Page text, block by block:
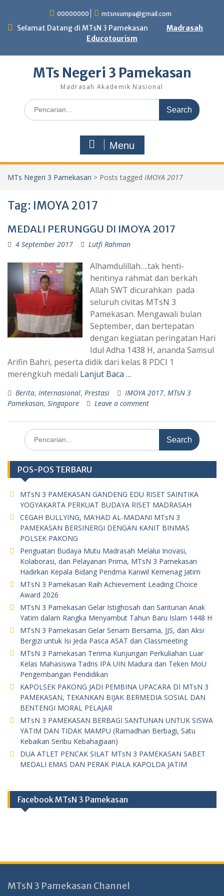
content
00000000 mtsnsumpa@gmail.com
Selamat Datang di MTsN 3 Pamekasan
Madrasah
Educotourism
MTs Negeri 3 Pamekasan
Madrasah Akademik Nasional
Search
for:
Menu
MTs Negeri 3 Pamekasan > Posts tagged IMOYA 2017
Tag: IMOYA 2017
MEDALI PERUNGGU DI IMOYA 2017
4 September 2017 Lutfi Rahman
Alhamdulillah….tak henti-
hentinya rahmat dan berkah
Allah SWT dicurahkan pada
seluruh civitas MTsN 3
Pamekasan. Mengawali bulan
September, dan bertepatan
dengan kegiatan peringatan Hari
Idul Adha 1438 H, ananda Samsul
Arifin Bahri, peserta didik dari kelas 8 PDCI 1
merengkuh medali Lanjut Baca …
Berita, Internasional, Prestasi IMOYA 2017, MTsN 3
Pamekasan, Singapore Leave a comment
Search
for:
POS-POS TERBARU
MTsN 3 PAMEKASAN GANDENG EDU RISET SAINTIKA
YOGYAKARTA PERKUAT BUDAYA RISET MADRASAH
CEGAH BULLYING, MA’HAD AL-MADANI MTsN 3
PAMEKASAN BERSINERGI DENGAN KANIT BINMAS
POLSEK PAKONG
Penguatan Budaya Mutu Madrasah Melalui Inovasi,
Kolaborasi, dan Pelayanan Prima, MTsN 3 Pamekasan
Hadirkan Kepala Bidang Pendma Kanwil Kemenag Jatim
MTsN 3 Pamekasan Raih Achievement Leading Choice
Award 2026
MTsN 3 Pamekasan Gelar Istighosah dan Santunan Anak
Yatim dalam Rangka Menyambut Tahun Baru Islam 1448 H
MTsN 3 Pamekasan Gelar Senam Bersama, JJS, dan Aksi
Bergizi untuk Isi Jeda Pasca ASAT dan Classmeeting
MTsN 3 Pamekasan Terima Kunjungan Perkuliahan Luar
Kelas Mahasiswa Tadris IPA UIN Madura dan Teken MoU
Pengembangan Pendidikan
KAPOLSEK PAKONG JADI PEMBINA UPACARA DI MTsN 3
PAMEKASAN, TEKANKAN BIJAK BERMEDIA SOSIAL DAN
BENTENGI MORAL PELAJAR
MTsN 3 PAMEKASAN BERBAGI SANTUNAN UNTUK SISWA
YATIM DAN TIDAK MAMPU (Ramadhan Berbagi, Satu
Kebaikan Seribu Kebahagiaan)
DUA ATLET PENCAK SILAT MTsN 3 PAMEKASAN SABET
MEDALI EMAS DAN PERAK PIALA KAPOLDA JATIM
Facebook MTsN 3 Pamekasan
MTsN 3 Pamekasan Channel